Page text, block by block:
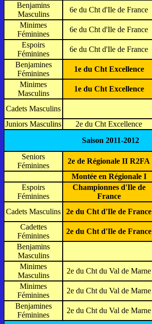
Benjamins
Masculins
6e du Cht d'Ile de France
Minimes
Féminines
6e du Cht d'Ile de France
Espoirs
Féminines
6e du Cht d'Ile de France
Benjamines
Féminines
1e du Cht Excellence
Minimes
Masculins
1e du Cht Excellence
Cadets Masculins
Juniors Masculins
2e du Cht Excellence
Saison 2011-2012
Seniors
Féminines
2e de Régionale II R2FA
Montée en Régionale I
Espoirs
Féminines
Championnes d'Ile de
France
Cadets Masculins
2e du Cht d'Ile de France
Cadettes
Féminines
2e du Cht d'Ile de France
Benjamins
Masculins
Minimes
Masculins
2e du Cht du Val de Marne
Minimes
Féminines
2e du Cht du Val de Marne
Benjamines
Féminines
2e du Cht du Val de Marne